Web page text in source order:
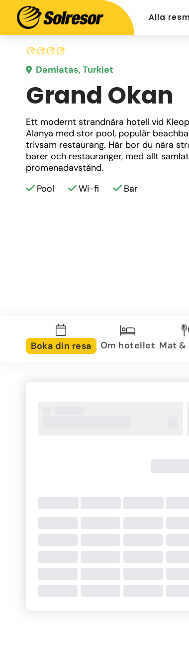
Alla
Damlatas, Turkiet
Grand Okan
Ett modernt strandnära hotell vid
Alanya med stor pool, populär
trivsam restaurang. Här bor du nära
barer och restauranger, med allt
promenadavstånd.
Pool
Wi-fi Bar
Boka din resa Om hotellet Mat